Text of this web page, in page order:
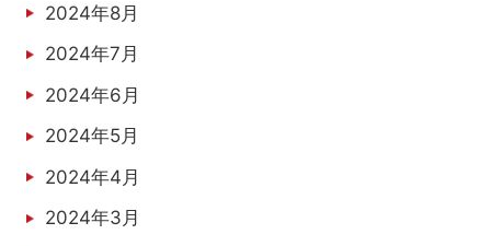
2024年8月
2024年7月
2024年6月
2024年5月
2024年4月
2024年3月